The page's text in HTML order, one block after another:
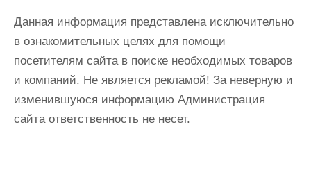
Данная информация представлена исключительно
в ознакомительных целях для помощи
посетителям сайта в поиске необходимых товаров
и компаний. Не является рекламой! За неверную и
изменившуюся информацию Администрация
сайта ответственность не несет.